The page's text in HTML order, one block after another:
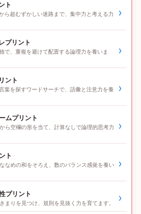
ト
ら超むずかしい迷路まで、集中力と考える力
›
プリント
で、重複を避けて配置する論理力を養いま
›
ント
葉を探すワードサーチで、語彙と注意力を養
›
ムプリント
ら空欄の形を当て、計算なしで論理的思考力
›
ト
なめの和をそろえ、数のバランス感覚を養い
›
プリント
まりを見つけ、規則を見抜く力を育てます。 ›